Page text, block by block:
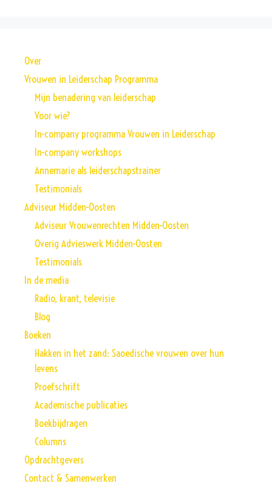
Over
Vrouwen in Leiderschap Programma
Mijn benadering van leiderschap
Voor wie?
In-company programma Vrouwen in Leiderschap
In-company workshops
Annemarie als leiderschapstrainer
Testimonials
Adviseur Midden-Oosten
Adviseur Vrouwenrechten Midden-Oosten
Overig Advieswerk Midden-Oosten
Testimonials
In de media
Radio, krant, televisie
Blog
Boeken
Hakken in het zand: Saoedische vrouwen over hun
levens
Proefschrift
Academische publicaties
Boekbijdragen
Columns
Opdrachtgevers
Contact & Samenwerken